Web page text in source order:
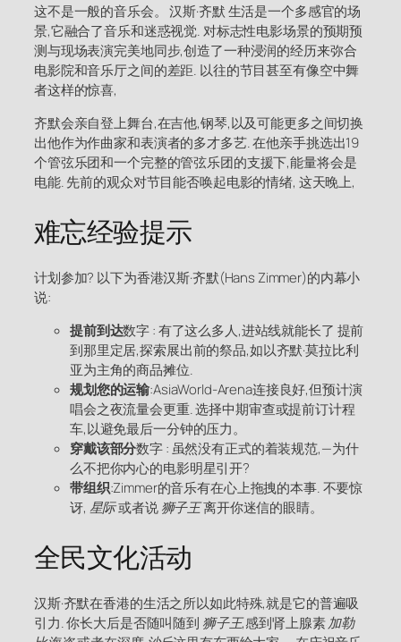
这不是一般的音乐会。 汉斯·齐默 生活是一个多感官的场
景,它融合了音乐和迷惑视觉. 对标志性电影场景的预期预
测与现场表演完美地同步,创造了一种浸润的经历来弥合
电影院和音乐厅之间的差距. 以往的节目甚至有像空中舞
者这样的惊喜,
齐默会亲自登上舞台,在吉他,钢琴,以及可能更多之间切换
出他作为作曲家和表演者的多才多艺. 在他亲手挑选出19
个管弦乐团和一个完整的管弦乐团的支援下,能量将会是
电能. 先前的观众对节目能否唤起电影的情绪, 这天晚上,
难忘经验提示
计划参加? 以下为香港汉斯·齐默(Hans Zimmer)的内幕小
说:
提前到达数字 : 有了这么多人,进站线就能长了 提前
到那里定居,探索展出前的祭品,如以齐默·莫拉比利
亚为主角的商品摊位.
规划您的运输:AsiaWorld-Arena连接良好,但预计演
唱会之夜流量会更重. 选择中期审查或提前订计程
车,以避免最后一分钟的压力。
穿戴该部分数字 : 虽然没有正式的着装规范,—为什
么不把你内心的电影明星引开?
带组织:Zimmer的音乐有在心上拖拽的本事. 不要惊
讶, 星际或者说狮子王离开你迷信的眼睛。
全民文化活动
汉斯·齐默在香港的生活之所以如此特殊,就是它的普遍吸
引力. 你长大后是否随叫随到 狮子王,感到肾上腺素加勒